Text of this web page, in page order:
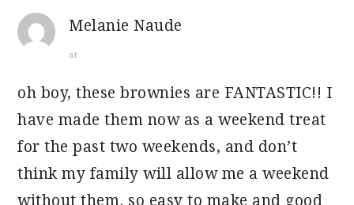
Melanie Naude
at
oh boy, these brownies are FANTASTIC!! I
have made them now as a weekend treat
for the past two weekends, and don’t
think my family will allow me a weekend
without them. so easy to make and good